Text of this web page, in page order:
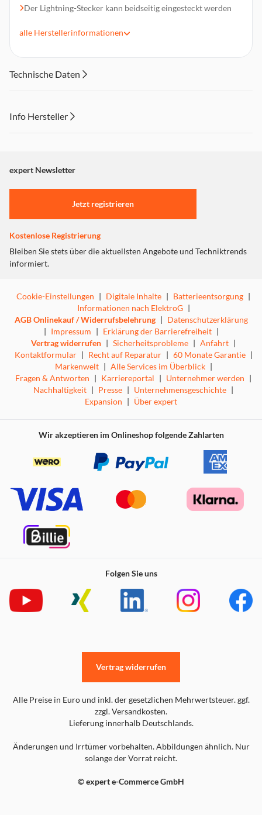
Der Lightning-Stecker kann beidseitig eingesteckt werden
Sehr robust und verschleißbeständig
alle Herstellerinformationen
Technische Daten
Info Hersteller
"Marketing".
Einstellungen anpassen
expert Newsletter
Jetzt registrieren
Kostenlose Registrierung
Bleiben Sie stets über die aktuellsten Angebote und Techniktrends
informiert.
Cookie-Einstellungen | Digitale Inhalte | Batterieentsorgung |
Informationen nach ElektroG |
AGB Onlinekauf / Widerrufsbelehrung | Datenschutzerklärung
| Impressum | Erklärung der Barrierefreiheit |
Vertrag widerrufen | Sicherheitsprobleme | Anfahrt |
Kontaktformular | Recht auf Reparatur | 60 Monate Garantie |
Markenwelt | Alle Services im Überblick |
Fragen & Antworten | Karriereportal | Unternehmer werden |
Nachhaltigkeit | Presse | Unternehmensgeschichte |
Expansion | Über expert
Wir akzeptieren im Onlineshop folgende Zahlarten
Folgen Sie uns
Alle Preise in Euro und inkl. der gesetzlichen Mehrwertsteuer. ggf.
zzgl. Versandkosten.
Lieferung innerhalb Deutschlands.
Änderungen und Irrtümer vorbehalten. Abbildungen ähnlich. Nur
solange der Vorrat reicht.
© expert e-Commerce GmbH
Vertrag widerrufen